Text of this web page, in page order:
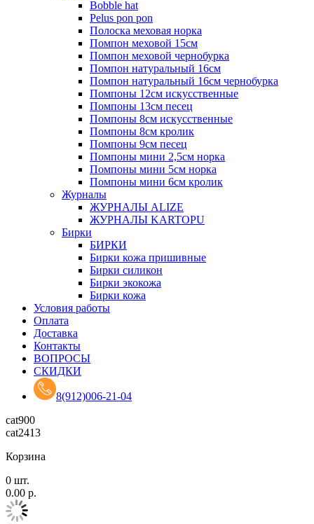
Bobble hat
Pelus pon pon
Полоска меховая норка
Помпон меховой 15см
Помпон меховой чернобурка
Помпон натуральный 16см
Помпон натуральный 16см чернобурка
Помпоны 12см искусственные
Помпоны 13см песец
Помпоны 8см искусственные
Помпоны 8см кролик
Помпоны 9см песец
Помпоны мини 2,5см норка
Помпоны мини 5см норка
Помпоны мини 6см кролик
Журналы
ЖУРНАЛЫ ALIZE
ЖУРНАЛЫ KARTOPU
Бирки
БИРКИ
Бирки кожа пришивные
Бирки силикон
Бирки экокожа
Бирки кожа
Условия работы
Оплата
Доставка
Контакты
ВОПРОСЫ
СКИДКИ
8(912)006-21-04
cat900
cat2413
Корзина
0 шт.
0.00 р.